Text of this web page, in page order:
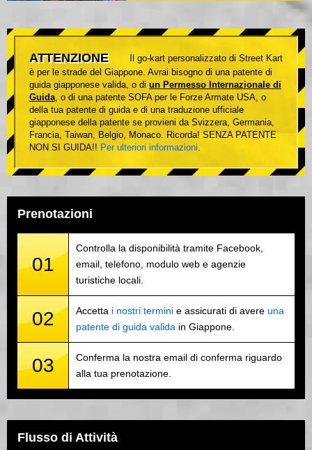
ATTENZIONE
Il go-kart personalizzato di Street Kart
è per le strade del Giappone. Avrai bisogno di una patente di
guida giapponese valida, o di un Permesso Internazionale di
Guida, o di una patente SOFA per le Forze Armate USA, o
della tua patente di guida e di una traduzione ufficiale
giapponese della patente se provieni da Svizzera, Germania,
Francia, Taiwan, Belgio, Monaco. Ricorda! SENZA PATENTE
NON SI GUIDA!! Per ulteriori informazioni.
Prenotazioni
01
Controlla la disponibilità tramite Facebook,
email, telefono, modulo web e agenzie
turistiche locali.
02 Accetta i nostri termini e assicurati di avere una
patente di guida valida in Giappone.
03
Conferma la nostra email di conferma riguardo
alla tua prenotazione.
Flusso di Attività